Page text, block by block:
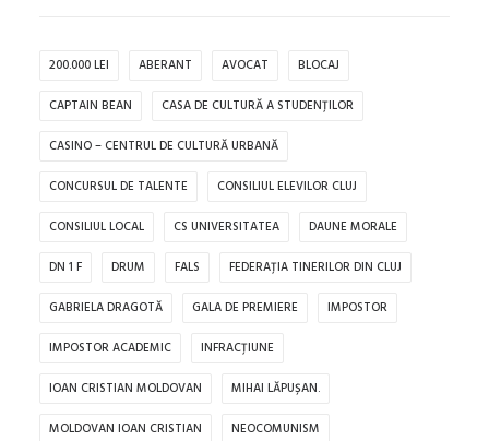
200.000 LEI ABERANT AVOCAT BLOCAJ
CAPTAIN BEAN CASA DE CULTURĂ A STUDENȚILOR
CASINO – CENTRUL DE CULTURĂ URBANĂ
CONCURSUL DE TALENTE CONSILIUL ELEVILOR CLUJ
CONSILIUL LOCAL CS UNIVERSITATEA DAUNE MORALE
DN 1 F DRUM FALS FEDERAȚIA TINERILOR DIN CLUJ
GABRIELA DRAGOTĂ GALA DE PREMIERE IMPOSTOR
IMPOSTOR ACADEMIC INFRACȚIUNE
IOAN CRISTIAN MOLDOVAN MIHAI LĂPUȘAN.
MOLDOVAN IOAN CRISTIAN NEOCOMUNISM